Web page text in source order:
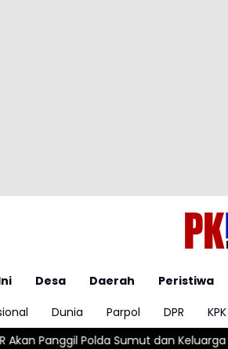
Desa Daerah Peristiwa
Dunia Parpol DPR KPK
Keluarga Korban Warga Protes,